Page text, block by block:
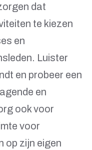
dat
te kiezen
en
Luister
en probeer een
en
ook voor
voor
op zijn eigen